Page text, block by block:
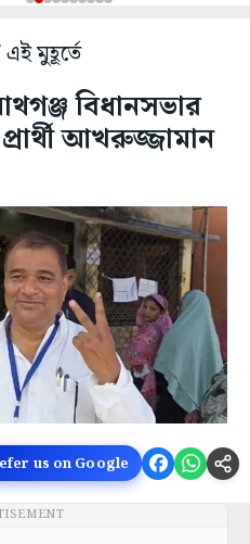
মুহূর্তে
বিধানসভার
আখরুজ্জামান
us on Google